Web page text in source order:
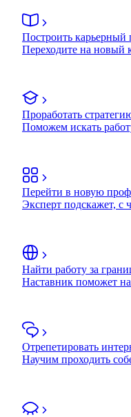
Построить карьерный
Переходите на новый
Проработать
Поможем искать
Перейти в новую
Эксперт подскажет, с
Найти работу за
Наставник поможет
Отрепетировать
Научим проходить